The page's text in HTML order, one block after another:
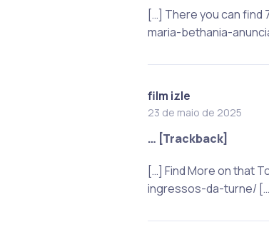
[…] There you can
maria-bethania-
film izle
23 de maio de 2025
… [Trackback]
[…] Find More on that
ingressos-da-turne/